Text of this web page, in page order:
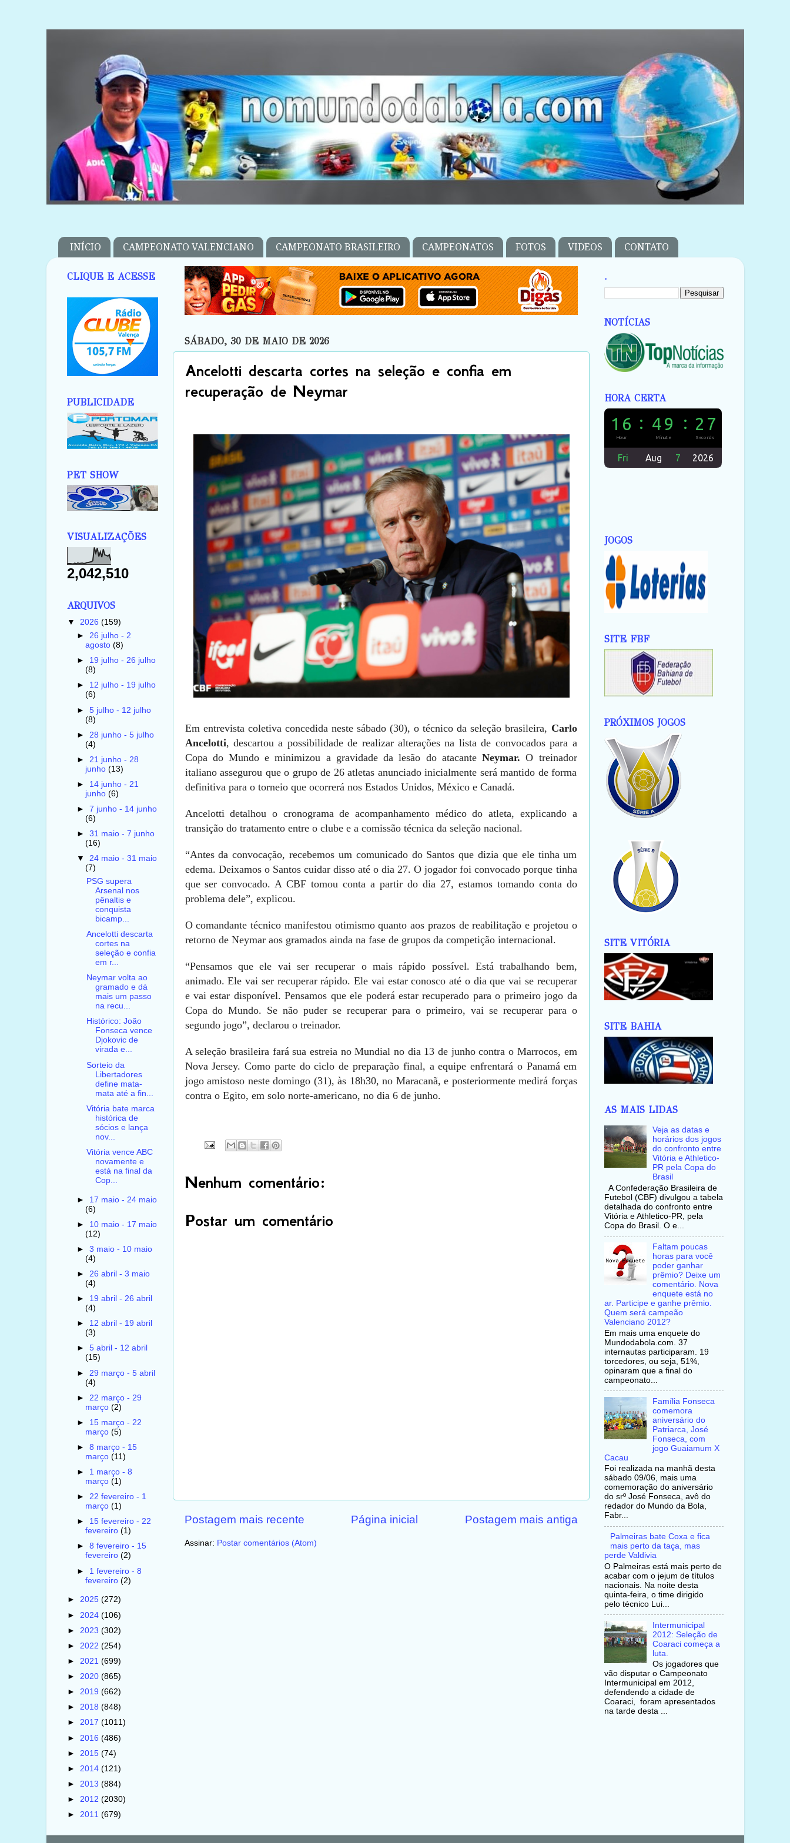
INÍCIO CAMPEONATO VALENCIANO CAMPEONATO BRASILEIRO CAMPEONATOS FOTOS VIDEOS CONTATO
SÁBADO, 30 DE MAIO DE 2026
Ancelotti descarta cortes na seleção e confia em
recuperação de Neymar
Em entrevista coletiva concedida neste sábado (30), o técnico da seleção brasileira, Carlo
Ancelotti, descartou a possibilidade de realizar alterações na lista de convocados para a
Copa do Mundo e minimizou a gravidade da lesão do atacanteNeymar. O treinador
italiano assegurou que o grupo de 26 atletas anunciado inicialmente será mantido de forma
definitiva para o torneio que ocorrerá nos Estados Unidos, México e Canadá.
Ancelotti detalhou o cronograma de acompanhamento médico do atleta, explicando a
transição do tratamento entre o clube e a comissão técnica da seleção nacional.
“Antes da convocação, recebemos um comunicado do Santos que dizia que ele tinha um
edema. Deixamos o Santos cuidar disso até o dia 27. O jogador foi convocado porque tinha
que ser convocado. A CBF tomou conta a partir do dia 27, estamos tomando conta do
problema dele”, explicou.
O comandante técnico manifestou otimismo quanto aos prazos de reabilitação e projetou o
retorno de Neymar aos gramados ainda na fase de grupos da competição internacional.
“Pensamos que ele vai ser recuperar o mais rápido possível. Está trabalhando bem,
animado. Ele vai ser recuperar rápido. Ele vai estar conosco até o dia que vai se recuperar
e vai estar disponível. Pensamos que ele poderá estar recuperado para o primeiro jogo da
Copa do Mundo. Se não puder se recuperar para o primeiro, vai se recuperar para o
segundo jogo”, declarou o treinador.
A seleção brasileira fará sua estreia no Mundial no dia 13 de junho contra o Marrocos, em
Nova Jersey. Como parte do ciclo de preparação final, a equipe enfrentará o Panamá em
jogo amistoso neste domingo (31), às 18h30, no Maracanã, e posteriormente medirá forças
contra o Egito, em solo norte-americano, no dia 6 de junho.
Nenhum comentário:
Postar um comentário
Postagem mais recente Postagem mais antiga
Página inicial
Assinar: Postar comentários (Atom)
CLIQUE E ACESSE
PUBLICIDADE
PET SHOW
VISUALIZAÇÕES
2,042,510
ARQUIVOS
▼ 2026 (159)
► 26 julho - 2
agosto (8)
► 19 julho - 26 julho
(8)
► 12 julho - 19 julho
(6)
► 5 julho - 12 julho
(8)
► 28 junho - 5 julho
(4)
► 21 junho - 28
junho (13)
► 14 junho - 21
junho (6)
► 7 junho - 14 junho
(6)
► 31 maio - 7 junho
(16)
▼ 24 maio - 31 maio
(7)
PSG supera
Arsenal nos
pênaltis e
conquista
bicamp...
Ancelotti descarta
cortes na
seleção e confia
em r...
Neymar volta ao
gramado e dá
mais um passo
na recu...
Histórico: João
Fonseca vence
Djokovic de
virada e...
Sorteio da
Libertadores
define mata-
mata até a fin...
Vitória bate marca
histórica de
sócios e lança
nov...
Vitória vence ABC
novamente e
está na final da
Cop...
► 17 maio - 24 maio
(6)
► 10 maio - 17 maio
(12)
► 3 maio - 10 maio
(4)
► 26 abril - 3 maio
(4)
► 19 abril - 26 abril
(4)
► 12 abril - 19 abril
(3)
► 5 abril - 12 abril
(15)
► 29 março - 5 abril
(4)
► 22 março - 29
março (2)
► 15 março - 22
março (5)
► 8 março - 15
março (11)
► 1 março - 8
março (1)
► 22 fevereiro - 1
março (1)
► 15 fevereiro - 22
fevereiro (1)
► 8 fevereiro - 15
fevereiro (2)
► 1 fevereiro - 8
fevereiro (2)
► 2025 (272)
► 2024 (106)
► 2023 (302)
► 2022 (254)
► 2021 (699)
► 2020 (865)
► 2019 (662)
► 2018 (848)
► 2017 (1011)
► 2016 (486)
► 2015 (74)
► 2014 (121)
► 2013 (884)
► 2012 (2030)
► 2011 (679)
.
NOTÍCIAS
HORA CERTA
JOGOS
SITE FBF
PRÓXIMOS JOGOS
SITE VITÓRIA
SITE BAHIA
AS MAIS LIDAS
Veja as datas e
horários dos jogos
do confronto entre
Vitória e Athletico-
PR pela Copa do
Brasil
A Confederação Brasileira de
Futebol (CBF) divulgou a tabela
detalhada do confronto entre
Vitória e Athletico-PR, pela
Copa do Brasil. O e...
Faltam poucas
horas para você
poder ganhar
prêmio? Deixe um
comentário. Nova
enquete está no
ar. Participe e ganhe prêmio.
Quem será campeão
Valenciano 2012?
Em mais uma enquete do
Mundodabola.com. 37
internautas participaram. 19
torcedores, ou seja, 51%,
opinaram que a final do
campeonato...
Família Fonseca
comemora
aniversário do
Patriarca, José
Fonseca, com
jogo Guaiamum X
Cacau
Foi realizada na manhã desta
sábado 09/06, mais uma
comemoração do aniversário
do srº José Fonseca, avô do
redador do Mundo da Bola,
Fabr...
Palmeiras bate Coxa e fica
mais perto da taça, mas
perde Valdivia
O Palmeiras está mais perto de
acabar com o jejum de títulos
nacionais. Na noite desta
quinta-feira, o time dirigido
pelo técnico Lui...
Intermunicipal
2012: Seleção de
Coaraci começa a
luta.
Os jogadores que
vão disputar o Campeonato
Intermunicipal em 2012,
defendendo a cidade de
Coaraci, foram apresentados
na tarde desta ...